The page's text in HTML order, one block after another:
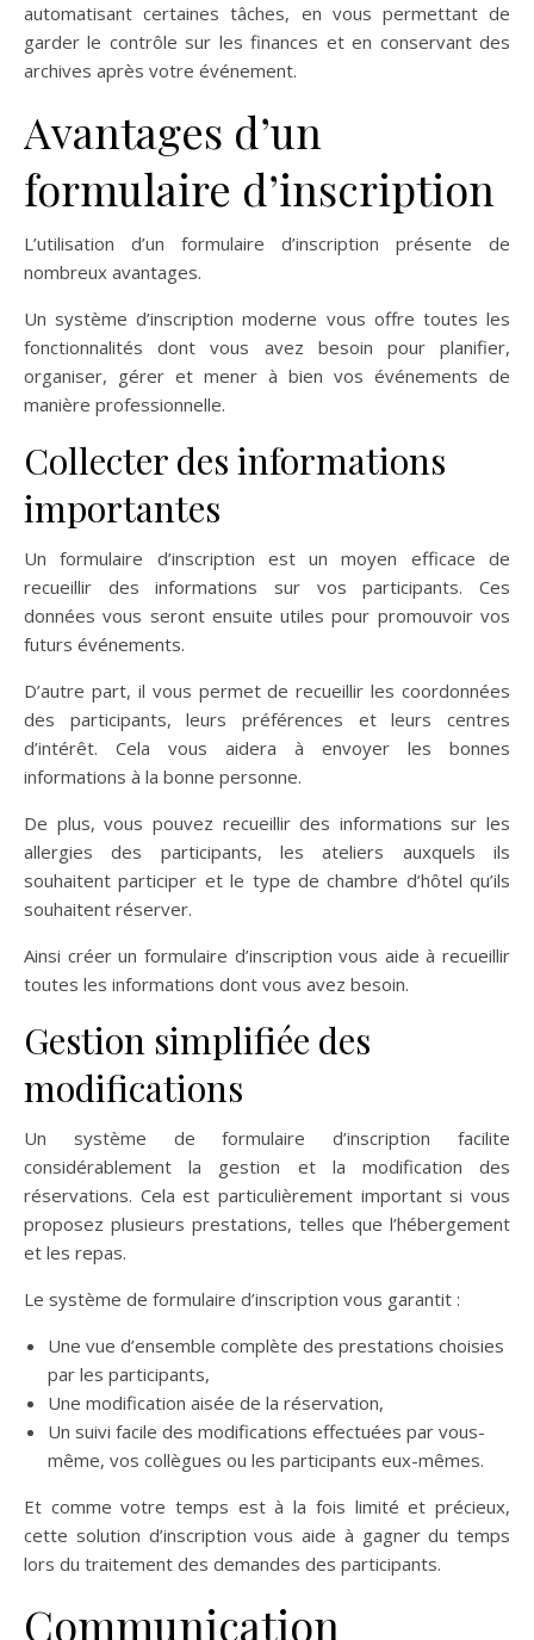
automatisant certaines tâches, en vous permettant de
garder le contrôle sur les finances et en conservant des
archives après votre événement.
Avantages d’un
formulaire d’inscription
L’utilisation d’un formulaire d’inscription présente de
nombreux avantages.
Un système d’inscription moderne vous offre toutes les
fonctionnalités dont vous avez besoin pour planifier,
organiser, gérer et mener à bien vos événements de
manière professionnelle.
Collecter des informations
importantes
Un formulaire d’inscription est un moyen efficace de
recueillir des informations sur vos participants. Ces
données vous seront ensuite utiles pour promouvoir vos
futurs événements.
D’autre part, il vous permet de recueillir les coordonnées
des participants, leurs préférences et leurs centres
d’intérêt. Cela vous aidera à envoyer les bonnes
informations à la bonne personne.
De plus, vous pouvez recueillir des informations sur les
allergies des participants, les ateliers auxquels ils
souhaitent participer et le type de chambre d’hôtel qu’ils
souhaitent réserver.
Ainsi créer un formulaire d’inscription vous aide à recueillir
toutes les informations dont vous avez besoin.
Gestion simplifiée des
modifications
Un système de formulaire d’inscription facilite
considérablement la gestion et la modification des
réservations. Cela est particulièrement important si vous
proposez plusieurs prestations, telles que l’hébergement
et les repas.
Le système de formulaire d’inscription vous garantit :
Une vue d’ensemble complète des prestations choisies
par les participants,
Une modification aisée de la réservation,
Un suivi facile des modifications effectuées par vous-
même, vos collègues ou les participants eux-mêmes.
Et comme votre temps est à la fois limité et précieux,
cette solution d’inscription vous aide à gagner du temps
lors du traitement des demandes des participants.
Communication